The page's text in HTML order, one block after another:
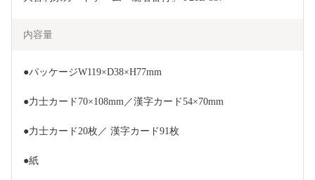
内容量
●パッケージW119×D38×H77mm
●力士カード70×108mm／漢字カード54×70mm
●力士カード20枚／ 漢字カード91枚
●紙